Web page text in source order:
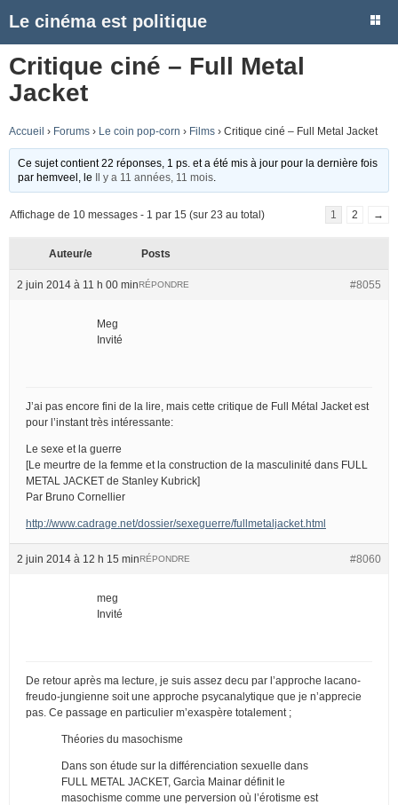
Le cinéma est politique
Critique ciné – Full Metal
Jacket
Accueil › Forums › Le coin pop-corn › Films › Critique ciné – Full Metal Jacket
Ce sujet contient 22 réponses, 1 ps. et a été mis à jour pour la dernière fois
parhemveel , le Il y a 11 années, 11 mois
Affichage de 10 messages - 1 par 15 (sur 23 au total) 1 2 →
Auteur/e Posts
2 juin 2014 à 11 h 00 min #8055
RÉPONDRE
Meg
Invité
J’ai pas encore fini de la lire, mais cette critique de Full Métal Jacket est
pour l’instant très intéressante:
Le sexe et la guerre
[Le meurtre de la femme et la construction de la masculinité dans FULL
METAL JACKET de Stanley Kubrick]
Par Bruno Cornellier
http://www.cadrage.net/dossier/sexeguerre/fullmetaljacket.html
2 juin 2014 à 12 h 15 min #8060
RÉPONDRE
meg
Invité
De retour après ma lecture, je suis assez decu par l’approche lacano-
freudo-jungienne soit une approche psycanalytique que je n’apprecie
pas. Ce passage en particulier m’exaspère totalement ;
Théories du masochisme
Dans son étude sur la différenciation sexuelle dans
FULL METAL JACKET, Garcìa Mainar définit le
masochisme comme une perversion où l’érotisme est